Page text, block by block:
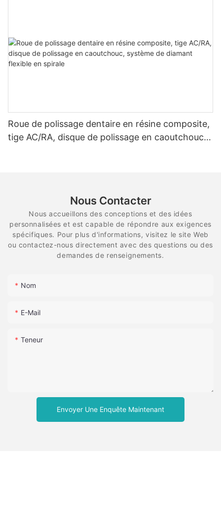
Roue de polissage dentaire en résine composite,
tige AC/RA, disque de polissage en caoutchouc,
Nous Contacter
Nous accueillons des conceptions et des idées
personnalisées et est capable de répondre aux exigences
spécifiques. Pour plus d'informations, visitez le site Web
ou contactez-nous directement avec des questions ou des
demandes de renseignements.
Nom
E-Mail
Teneur
Envoyer Une Enquête Maintenant